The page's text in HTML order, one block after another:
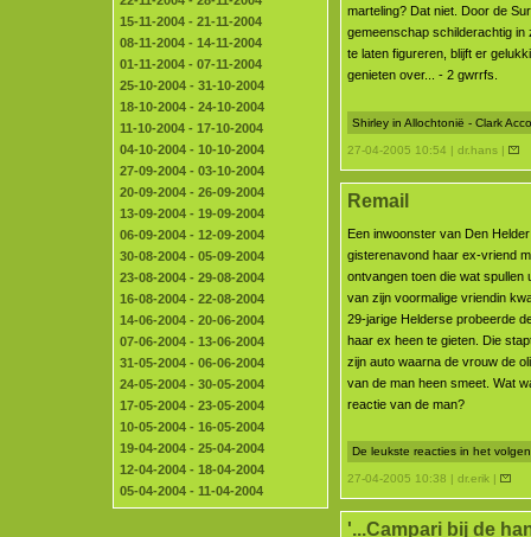
15-11-2004 - 21-11-2004
08-11-2004 - 14-11-2004
01-11-2004 - 07-11-2004
25-10-2004 - 31-10-2004
18-10-2004 - 24-10-2004
11-10-2004 - 17-10-2004
04-10-2004 - 10-10-2004
27-09-2004 - 03-10-2004
20-09-2004 - 26-09-2004
13-09-2004 - 19-09-2004
06-09-2004 - 12-09-2004
30-08-2004 - 05-09-2004
23-08-2004 - 29-08-2004
16-08-2004 - 22-08-2004
14-06-2004 - 20-06-2004
07-06-2004 - 13-06-2004
31-05-2004 - 06-06-2004
24-05-2004 - 30-05-2004
17-05-2004 - 23-05-2004
10-05-2004 - 16-05-2004
19-04-2004 - 25-04-2004
12-04-2004 - 18-04-2004
05-04-2004 - 11-04-2004
marteling? Dat niet. Door de
gemeenschap schilderachtig in
te laten figureren, blijft er
genieten over... - 2 gwrrfs.
Shirley in Allochtonië - Clark
27-04-2005 10:54 | dr.hans |
Remail
Een inwoonster van Den
gisterenavond haar ex-vriend
ontvangen toen die wat spullen
van zijn voormalige vriendin
29-jarige Helderse probeerde
haar ex heen te gieten. Die
zijn auto waarna de vrouw de
van de man heen smeet. Wat
reactie van de man?
De leukste reacties in het
27-04-2005 10:38 | dr.erik |
'...Campari bij de